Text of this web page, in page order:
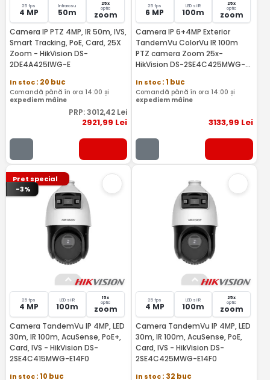
25 fps
4 MP
Infrarosu
50m
25x
optic
zoom
Camera IP PTZ 4MP, IR 50m, IVS,
Smart Tracking, PoE, Card, 25X
Zoom - HikVision DS-
2DE4A425IWG-E
In stoc: 20 buc
Comandă până în ora 14:00 și
expediem mâine
PRP:3012,42Lei
2921,99 Lei
25 fps
6 MP
LED si IR
100m
25x
optic
zoom
Camera IP 6+4MP Exterior
TandemVu ColorVu IR 100m
PTZ camera Zoom 25x-
HikVision DS-2SE4C425MWG-
In stoc: 1 buc
Comandă până în ora 14:00 și
expediem mâine
3133,99 Lei
Pret special
-3%
25 fps
4 MP
LED si IR
100m
15x
optic
zoom
Camera TandemVu IP 4MP, LED
30m, IR 100m, AcuSense, PoE+,
Card, IVS - HikVision DS-
2SE4C415MWG-E14F0
In stoc: 10 buc
25 fps
4 MP
LED si IR
100m
25x
optic
zoom
Camera TandemVu IP 4MP, LED
30m, IR 100m, AcuSense, PoE,
Card, IVS - HikVision DS-
2SE4C425MWG-E14F0
In stoc: 32 buc